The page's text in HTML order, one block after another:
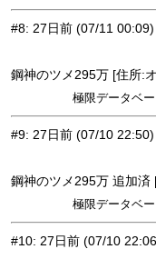
#8: 27日前 (07/11 00:09)
鋼神のツメ295万 [住所:
極限データベ
#9: 27日前 (07/10 22:50)
鋼神のツメ295万 追加
極限データベ
#10: 27日前 (07/10